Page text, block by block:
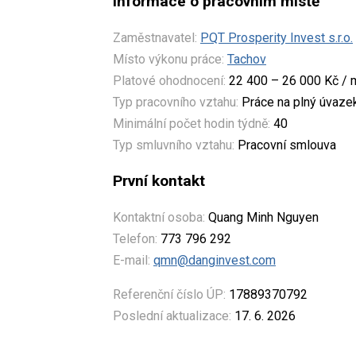
Zaměstnavatel: PQT Prosperity Invest s.r.o.
Místo výkonu práce: Tachov
Platové ohodnocení: 22 400 – 26 000 Kč /
Typ pracovního vztahu: Práce na plný
Minimální počet hodin týdně: 40
Typ smluvního vztahu: Pracovní smlouva
První kontakt
Kontaktní osoba: Quang Minh Nguyen
Telefon: 773 796 292
E-mail: qmn@danginvest.com
Referenční číslo ÚP: 17889370792
Poslední aktualizace: 17. 6. 2026